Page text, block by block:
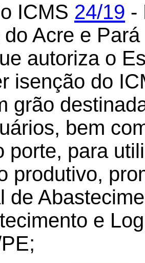
ICMS 24/19 -
do Acre e
autoriza o
isenção do
grão
bem
porte, para
produtivo,
de
e